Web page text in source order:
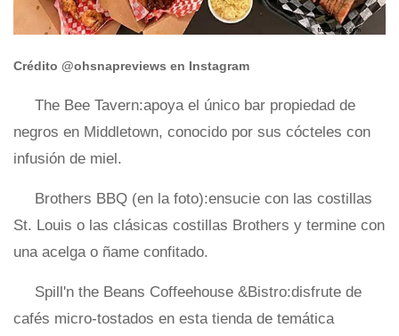
Crédito @ohsnapreviews en Instagram
The Bee Tavern:apoya el único bar propiedad de
negros en Middletown, conocido por sus cócteles con
infusión de miel.
Brothers BBQ (en la foto):ensucie con las costillas
St. Louis o las clásicas costillas Brothers y termine con
una acelga o ñame confitado.
Spill'n the Beans Coffeehouse &Bistro:disfrute de
cafés micro-tostados en esta tienda de temática